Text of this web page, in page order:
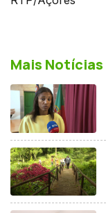
Mais Notícias